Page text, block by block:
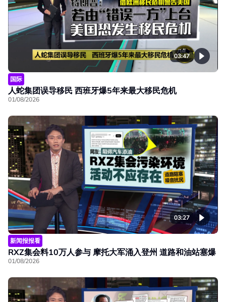
03:47
国际
人蛇集团误导移民 西班牙爆5年来最大移民危机
01/08/2026
03:27
新闻报报看
RXZ集会料10万人参与 摩托大军涌入登州 道路和油站塞爆
01/08/2026